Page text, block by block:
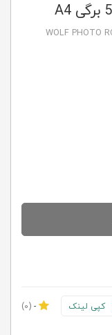
WOLF PHOTO
کپی لینک -
(0)